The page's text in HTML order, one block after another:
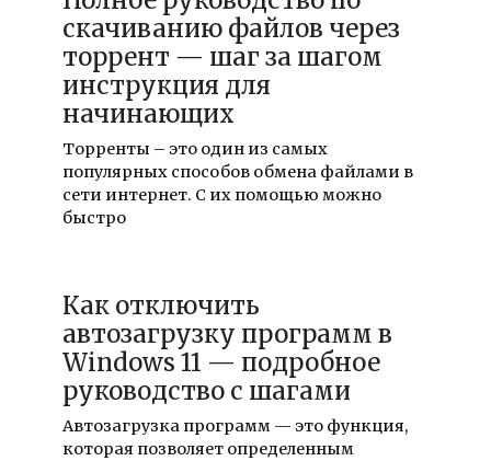
скачиванию файлов через
торрент — шаг за шагом
инструкция для
начинающих
Торренты – это один из самых
популярных способов обмена файлами в
сети интернет. С их помощью можно
быстро
Как отключить
автозагрузку программ в
Windows 11 — подробное
руководство с шагами
Автозагрузка программ — это функция,
которая позволяет определенным